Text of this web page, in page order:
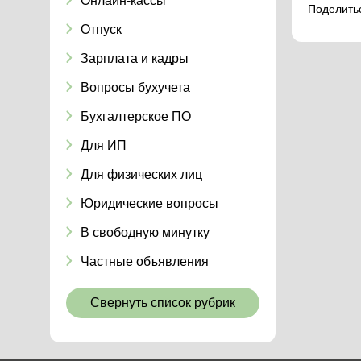
Отпуск
Зарплата и кадры
Вопросы бухучета
Бухгалтерское ПО
Для ИП
Для физических лиц
Юридические вопросы
В свободную минутку
Частные объявления
Свернуть список рубрик